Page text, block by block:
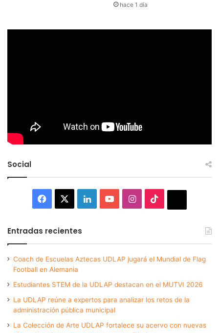
hace 1 día
Social
Facebook LinkedInYouTubeInstagram
Entradas recientes
Coach de Escuelas Aztecas UDLAP jugará el Mundial de Flag
Football en Alemania
Estudiantes STEM de la UDLAP destacan en el MUTVI 2026
La UDLAP reúne a expertos para analizar los retos de la
administración pública municipal
La Colección de Arte UDLAP fortalece su acervo con nuevas